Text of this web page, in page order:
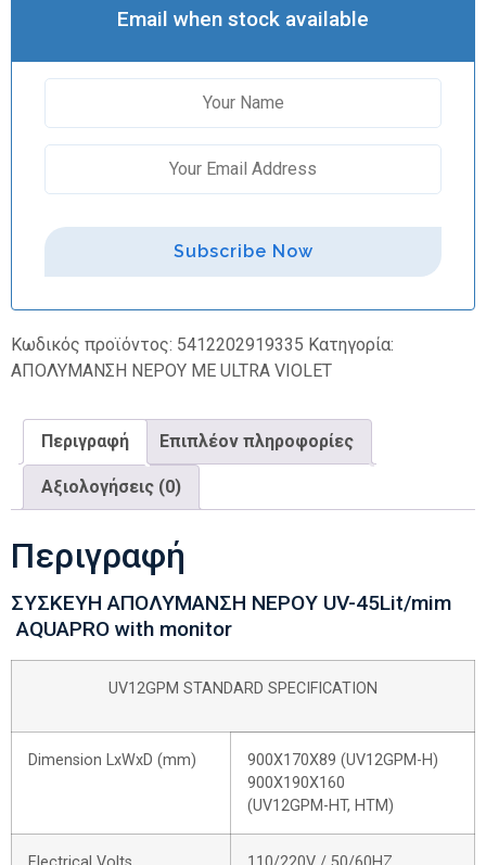
Email when stock available
Subscribe Now
Κωδικός προϊόντος: 5412202919335 Κατηγορία:
ΑΠΟΛΥΜΑΝΣΗ ΝΕΡΟΥ ΜΕ ULTRA VIOLET
Περιγραφή Επιπλέον πληροφορίες
Αξιολογήσεις (0)
Περιγραφή
ΣΥΣΚΕΥΗ ΑΠΟΛΥΜΑΝΣΗ ΝΕΡΟΥ UV-45Lit/mim
AQUAPRO with monitor
UV12GPM STANDARD SPECIFICATION
Dimension LxWxD (mm)
900X170X89 (UV12GPM-H)
900X190X160
(UV12GPM-HT, HTM)